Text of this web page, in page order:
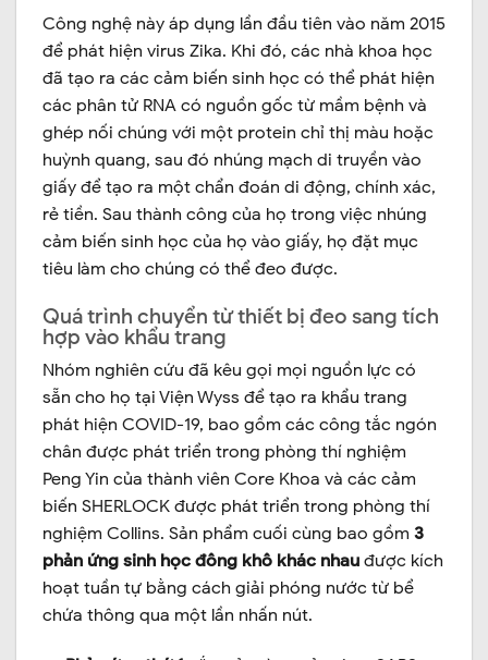
Công nghệ này áp dụng lần đầu tiên vào năm 2015
để phát hiện virus Zika. Khi đó, các nhà khoa học
đã tạo ra các cảm biến sinh học có thể phát hiện
các phân tử RNA có nguồn gốc từ mầm bệnh và
ghép nối chúng với một protein chỉ thị màu hoặc
huỳnh quang, sau đó nhúng mạch di truyền vào
giấy để tạo ra một chẩn đoán di động, chính xác,
rẻ tiền. Sau thành công của họ trong việc nhúng
cảm biến sinh học của họ vào giấy, họ đặt mục
tiêu làm cho chúng có thể đeo được.
Quá trình chuyển từ thiết bị đeo sang tích
hợp vào khẩu trang
Nhóm nghiên cứu đã kêu gọi mọi nguồn lực có
sẵn cho họ tại Viện Wyss để tạo ra khẩu trang
phát hiện COVID-19, bao gồm các công tắc ngón
chân được phát triển trong phòng thí nghiệm
Peng Yin của thành viên Core Khoa và các cảm
biến SHERLOCK được phát triển trong phòng thí
nghiệm Collins. Sản phẩm cuối cùng bao gồm 3
phản ứng sinh học đông khô khác nhau được kích
hoạt tuần tự bằng cách giải phóng nước từ bể
chứa thông qua một lần nhấn nút.